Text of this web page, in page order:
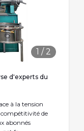
1 / 2
d'experts du
à la tension
de
abonnés